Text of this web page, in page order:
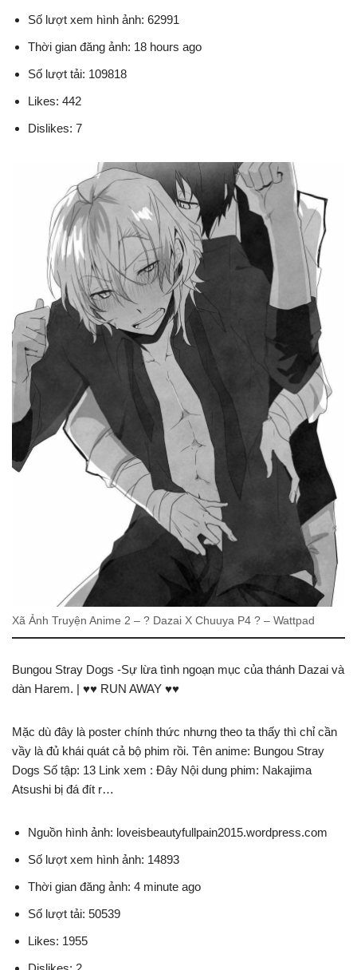
Số lượt xem hình ảnh: 62991
Thời gian đăng ảnh: 18 hours ago
Số lượt tải: 109818
Likes: 442
Dislikes: 7
Xã Ảnh Truyện Anime 2 – ? Dazai X Chuuya P4 ? – Wattpad
Bungou Stray Dogs -Sự lừa tình ngoạn mục của thánh Dazai và
dàn Harem. | ♥♥ RUN AWAY ♥♥
Mặc dù đây là poster chính thức nhưng theo ta thấy thì chỉ cần
vầy là đủ khái quát cả bộ phim rồi. Tên anime: Bungou Stray
Dogs Số tập: 13 Link xem : Đây Nội dung phim: Nakajima
Atsushi bị đá đít r…
Nguồn hình ảnh: loveisbeautyfullpain2015.wordpress.com
Số lượt xem hình ảnh: 14893
Thời gian đăng ảnh: 4 minute ago
Số lượt tải: 50539
Likes: 1955